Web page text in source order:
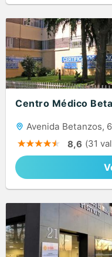
Centro Médico
Avenida Betanzos,
8,6 (31